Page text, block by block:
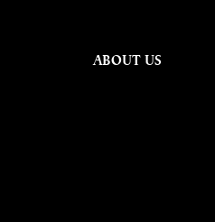
ABOUT US